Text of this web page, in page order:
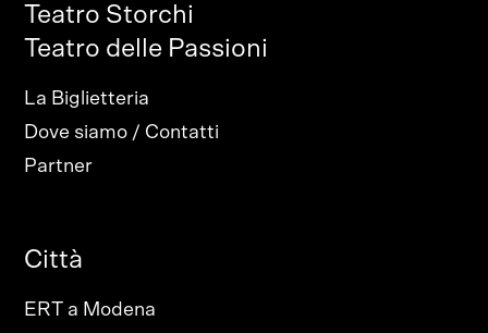
Teatro Storchi
Teatro delle Passioni
La Biglietteria
Dove siamo / Contatti
Partner
Città
ERT a Modena